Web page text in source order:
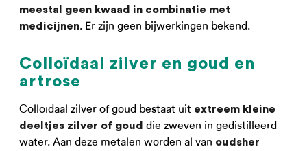
meestal geen kwaad in combinatie met
medicijnen. Er zijn geen bijwerkingen bekend.
Colloïdaal zilver en goud en
artrose
Colloïdaal zilver of goud bestaat uit extreem kleine
deeltjes zilver of goud die zweven in gedistilleerd
water. Aan deze metalen worden al van oudsher